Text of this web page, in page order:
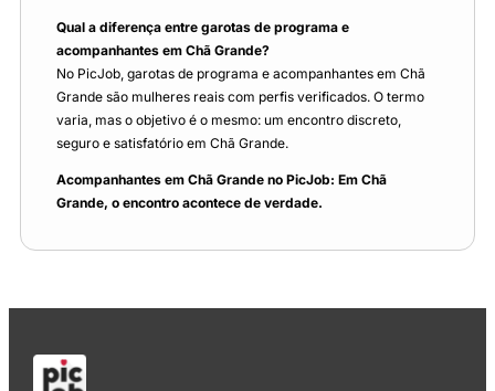
Qual a diferença entre garotas de programa e
acompanhantes em Chã Grande?
No PicJob, garotas de programa e acompanhantes em Chã
Grande são mulheres reais com perfis verificados. O termo
varia, mas o objetivo é o mesmo: um encontro discreto,
seguro e satisfatório em Chã Grande.
Acompanhantes em Chã Grande no PicJob: Em Chã
Grande, o encontro acontece de verdade.